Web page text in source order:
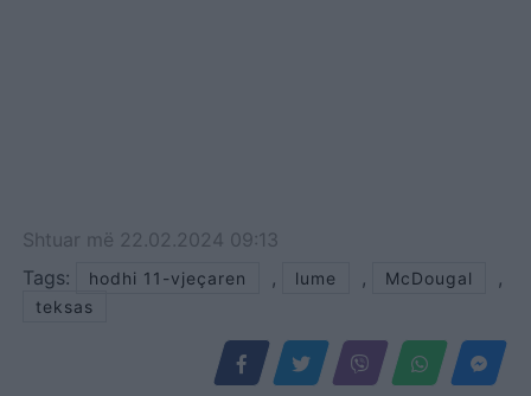
Shtuar më 22.02.2024 09:13
Tags:
hodhi 11-vjeçaren , lume , McDougal ,
teksas